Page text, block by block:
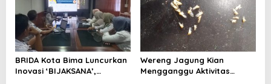
o
s
BRIDA Kota Bima Luncurkan
Inovasi ‘BIJAKSANA’,
Wereng Jagung Kian
Mengganggu Aktivitas